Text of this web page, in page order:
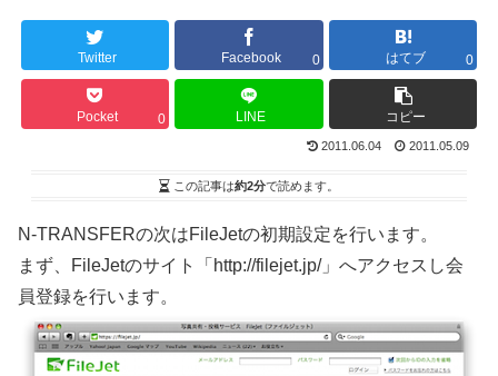
Twitter Facebook 0 はてブ 0
Pocket 0 LINE コピー
2011.06.04 2011.05.09
この記事は約2分で読めます。
N-TRANSFERの次はFileJetの初期設定を行います。
まず、FileJetのサイト「http://filejet.jp/」へアクセスし会
員登録を行います。